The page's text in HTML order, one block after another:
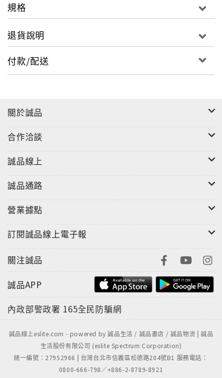
規格
退貨說明
付款/配送
關於誠品
合作洽談
誠品線上
誠品通路
營業據點
訂閱誠品線上電子報
關注誠品
誠品APP
內政部警政署 165全民防騙網
誠品線上eslite.com - powered by 誠品生活 / 誠品書店 / 誠品物流 | 誠品
生活股份有限公司 (eslite Spectrum Corporation)
統一編號：27952966 | 台灣台北市信義區松德路204號B1 服務電話：
0800-666-798／+886-2-8789-8921